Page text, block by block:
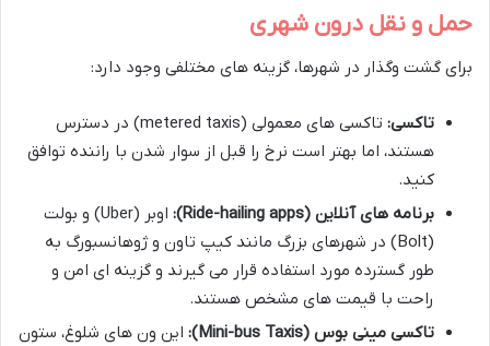
حمل و نقل درون شهری
برای گشت وگذار در شهرها، گزینه های مختلفی وجود دارد:
تاکسی:
تاکسی های معمولی (metered taxis) در دسترس
هستند، اما بهتر است نرخ را قبل از سوار شدن با راننده توافق
کنید.
برنامه های آنلاین (Ride-hailing apps):
اوبر (Uber) و بولت
(Bolt) در شهرهای بزرگ مانند کیپ تاون و ژوهانسبورگ به
طور گسترده مورد استفاده قرار می گیرند و گزینه ای امن و
راحت با قیمت های مشخص هستند.
تاکسی مینی بوس (Mini-bus Taxis):
این ون های شلوغ، ستون